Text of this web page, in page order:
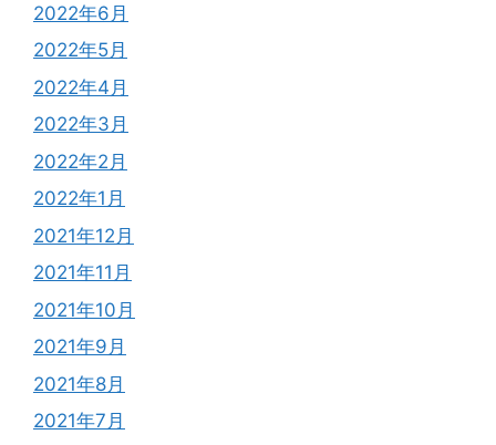
2022年6月
2022年5月
2022年4月
2022年3月
2022年2月
2022年1月
2021年12月
2021年11月
2021年10月
2021年9月
2021年8月
2021年7月